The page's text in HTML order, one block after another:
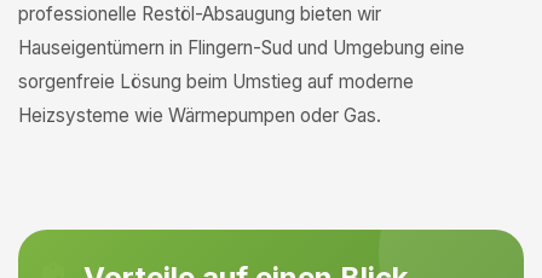
professionelle Restöl-Absaugung bieten wir
Hauseigentümern in Flingern-Sud und Umgebung eine
sorgenfreie Lösung beim Umstieg auf moderne
Heizsysteme wie Wärmepumpen oder Gas.